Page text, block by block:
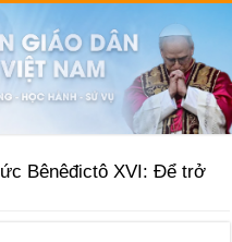
Bênêđictô XVI: Để trở